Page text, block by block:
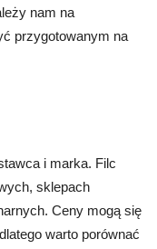
nam na
przygotowanym na
i marka. Filc
sklepach
Ceny mogą się
warto porównać